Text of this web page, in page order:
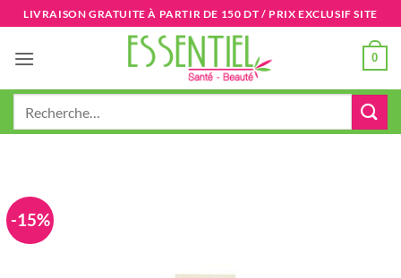
Passer
au
contenu
LIVRAISON GRATUITE À PARTIR DE 150 DT / PRIX EXCLUSIF SITE
0
-15%